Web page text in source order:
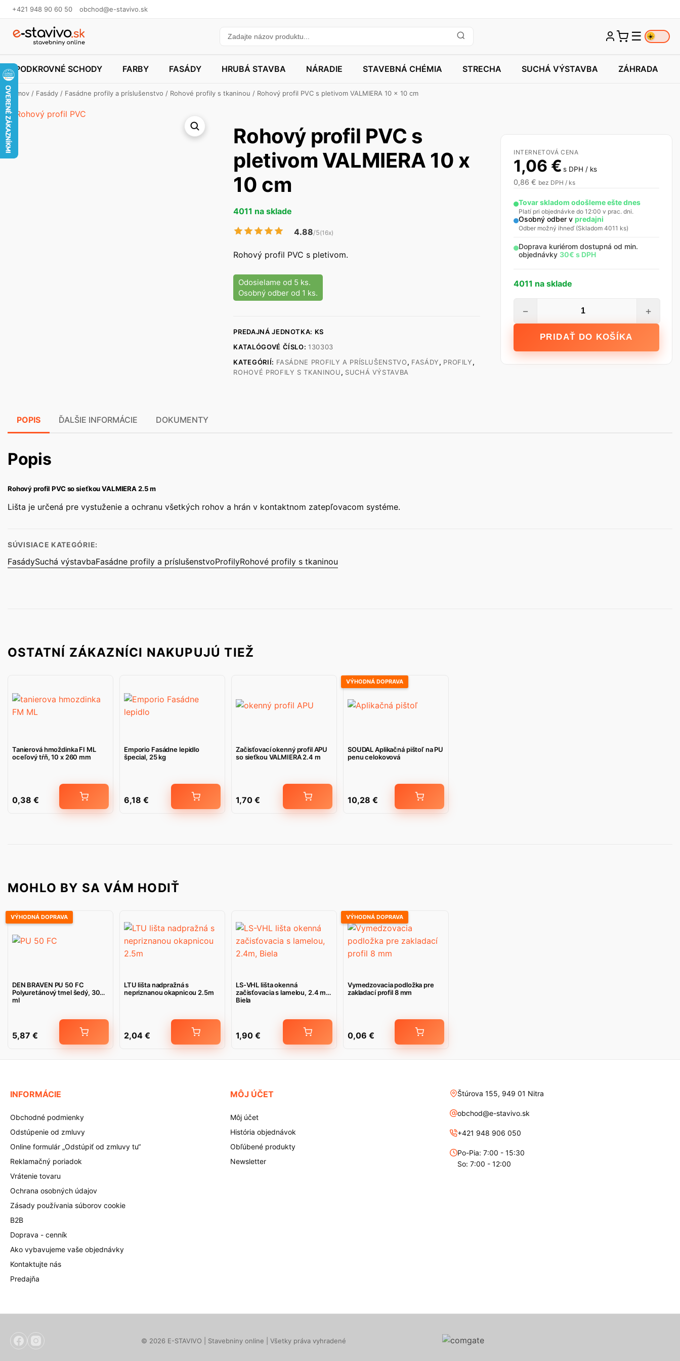
+421 948 90 60 50 obchod@e-stavivo.sk
☰ ☀️
PODKROVNÉ SCHODY FARBY FASÁDY HRUBÁ STAVBA NÁRADIE STAVEBNÁ CHÉMIA STRECHA SUCHÁ VÝSTAVBA ZÁHRADA
Domov / Fasády / Fasádne profily a príslušenstvo / Rohové profily s tkaninou / Rohový profil PVC s pletivom VALMIERA 10 x 10 cm
Rohový profil PVC s
pletivom VALMIERA 10 x
10 cm
4011 na sklade
4.88/5(16x)
Rohový profil PVC s pletivom.
Odosielame od 5 ks.
Osobný odber od 1 ks.
PREDAJNÁ JEDNOTKA: KS
KATALÓGOVÉ ČÍSLO:130303
KATEGÓRIÍ: FASÁDNE PROFILY A PRÍSLUŠENSTVO, FASÁDY, PROFILY,
ROHOVÉ PROFILY S TKANINOU, SUCHÁ VÝSTAVBA
INTERNETOVÁ CENA
1,06 € s DPH / ks
0,86 € bez DPH / ks
Tovar skladom odošleme ešte dnes
Platí pri objednávke do 12:00 v prac. dni.
Osobný odber v predajni
Odber možný ihneď (Skladom 4011 ks)
Doprava kuriérom dostupná od min.
objednávky 30€ s DPH
4011 na sklade
profil
s
− +
PRIDAŤ DO KOŠÍKA
POPIS ĎALŠIE INFORMÁCIE DOKUMENTY
Popis
Rohový profil PVC so sieťkou VALMIERA 2.5 m
Lišta je určená pre vystuženie a ochranu všetkých rohov a hrán v kontaktnom zatepľovacom systéme.
SÚVISIACE KATEGÓRIE:
FasádySuchá výstavbaFasádne profily a príslušenstvoProfilyRohové profily s tkaninou
OSTATNÍ ZÁKAZNÍCI NAKUPUJÚ TIEŽ
Tanierová hmoždinka FI ML
oceľový tŕň, 10 x 260 mm
0,38 €
Emporio Fasádne lepidlo
špecial, 25 kg
6,18 €
Začisťovací okenný profil APU
so sieťkou VALMIERA 2.4 m
1,70 €
VÝHODNÁ DOPRAVA
SOUDAL Aplikačná pištoľ na PU
penu celokovová
10,28 €
MOHLO BY SA VÁM HODIŤ
VÝHODNÁ DOPRAVA
DEN BRAVEN PU 50 FC
Polyuretánový tmel šedý, 300
ml
5,87 €
LTU lišta nadpražná s
nepriznanou okapnicou 2.5m
2,04 €
LS-VHL lišta okenná
začisťovacia s lamelou, 2.4 m,
Biela
1,90 €
VÝHODNÁ DOPRAVA
Vymedzovacia podložka pre
zakladací profil 8 mm
0,06 €
INFORMÁCIE
Obchodné podmienky
Odstúpenie od zmluvy
Online formulár „Odstúpiť od zmluvy tu“
Reklamačný poriadok
Vrátenie tovaru
Ochrana osobných údajov
Zásady používania súborov cookie
B2B
Doprava - cenník
Ako vybavujeme vaše objednávky
Kontaktujte nás
Predajňa
MÔJ ÚČET
Môj účet
História objednávok
Obľúbené produkty
Newsletter
Štúrova 155, 949 01 Nitra
obchod@e-stavivo.sk
+421 948 906 050
Po-Pia: 7:00 - 15:30
So: 7:00 - 12:00
© 2026 E-STAVIVO | Stavebniny online | Všetky práva vyhradené